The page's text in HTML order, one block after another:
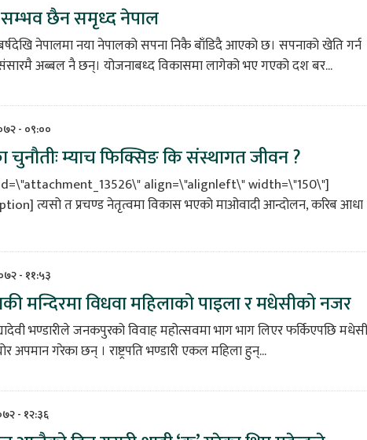
छैन समृध्द नेपाल
नेपालमा नया नेपालको सपना निकै बाँडिदै आएको छ। सपनाको खेति गर्न
अब्बल नै छन्। योजनाबध्द विकासमा लागेको भए गएको दश बर...
- ०९:००
चुनौतीः म्याच फिक्सिङ कि संस्थागत जीवन ?
align=\"alignleft\" width=\"150\"]
त्यसो त प्रचण्ड नेतृत्वमा विकास भएको माओवादी आन्दोलन, करिब आधा
- ११:५३
मन्दिरमा विधवा महिलाको पाइला र मधेसीको नजर
भण्डारीले जनकपुरको विवाह महोत्सवमा भाग भाग लिएर फर्किएपछि मधेसी
अपमान गरेका छन् । राष्ट्रपति भण्डारी एकल महिला हुन्...
- १२:३६